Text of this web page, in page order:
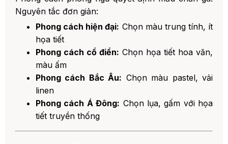
Nguyên tắc đơn giản:
Phong cách hiện đại: Chọn màu trung tính, ít
họa tiết
Phong cách cổ điển: Chọn họa tiết hoa văn,
màu ấm
Phong cách Bắc Âu: Chọn màu pastel, vải
linen
Phong cách Á Đông: Chọn lụa, gấm với họa
tiết truyền thống